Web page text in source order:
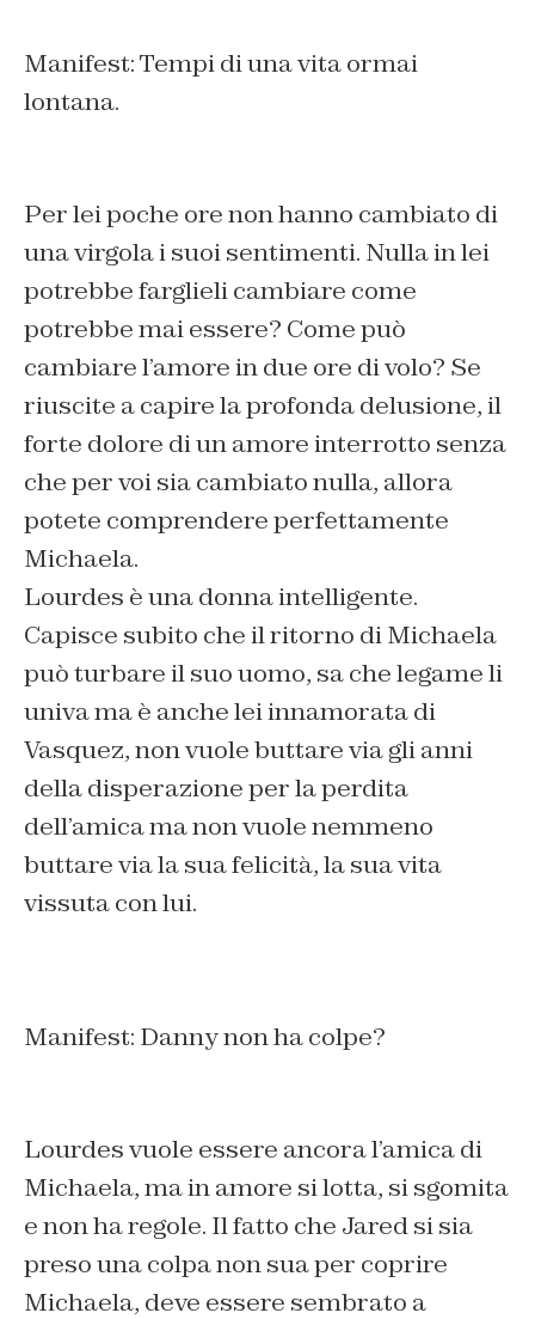
Manifest: Tempi di una vita ormai
lontana.
Per lei poche ore non hanno cambiato di
una virgola i suoi sentimenti. Nulla in lei
potrebbe farglieli cambiare come
potrebbe mai essere? Come può
cambiare l’amore in due ore di volo? Se
riuscite a capire la profonda delusione, il
forte dolore di un amore interrotto senza
che per voi sia cambiato nulla, allora
potete comprendere perfettamente
Michaela.
Lourdes è una donna intelligente.
Capisce subito che il ritorno di Michaela
può turbare il suo uomo, sa che legame li
univa ma è anche lei innamorata di
Vasquez, non vuole buttare via gli anni
della disperazione per la perdita
dell’amica ma non vuole nemmeno
buttare via la sua felicità, la sua vita
vissuta con lui.
Manifest: Danny non ha colpe?
Lourdes vuole essere ancora l’amica di
Michaela, ma in amore si lotta, si sgomita
e non ha regole. Il fatto che Jared si sia
preso una colpa non sua per coprire
Michaela, deve essere sembrato a